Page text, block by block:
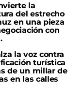
la
del estrecho
en una pieza
con
la voz contra
turística
de un millar de
en las calles